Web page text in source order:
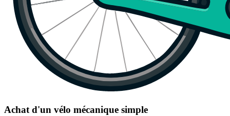
Achat d'un vélo mécanique simple